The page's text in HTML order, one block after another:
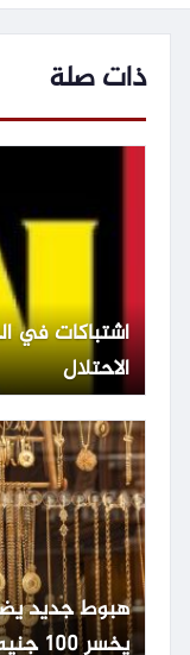
ذات صلة
اشتباكات في
الاحتلال
يخسر 100 جنيه